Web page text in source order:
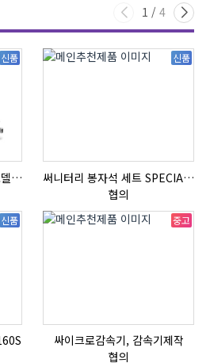
1 / 4
신품
열성형진공포장기 표준형 모델 OMNIVAC S-200
신품
써니터리 봉자석 세트 SPECIAL , 봉자석 , 자석봉 , 호퍼용자석 , 전자석
협의
신품 중고
싸이크로감속기, 감속기제작
협의